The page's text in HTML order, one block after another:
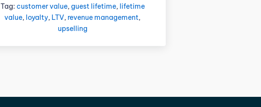
Tag: customer value, guest lifetime, lifetime
value, loyalty, LTV, revenue management,
upselling